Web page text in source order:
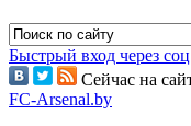
Быстрый вход через
Сейчас на
FC-Arsenal.by